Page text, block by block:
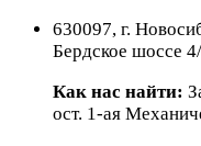
630097, г.
Бердское шоссе
Как нас найти:
ост. 1-ая